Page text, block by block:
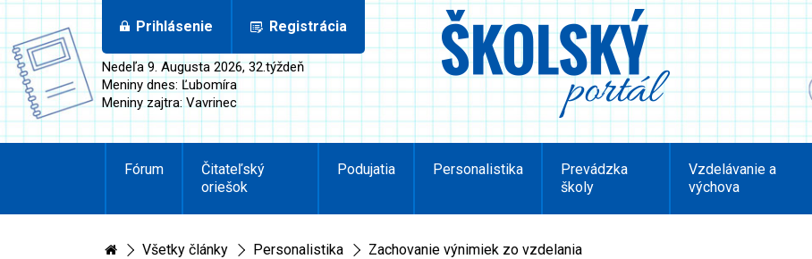
Prihlásenie Registrácia
Nedeľa 9. Augusta 2026, 32.týždeň
Meniny dnes: Ľubomíra
Meniny zajtra: Vavrinec
Fórum
Čitateľský
oriešok
Podujatia Personalistika
Prevádzka
školy
Vzdelávanie a
výchova
Všetky články Personalistika Zachovanie výnimiek zo vzdelania